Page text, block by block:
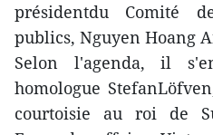
présidentdu Comité
publics, Nguyen Hoang
Selon l'agenda, il
homologue
courtoisie au roi de